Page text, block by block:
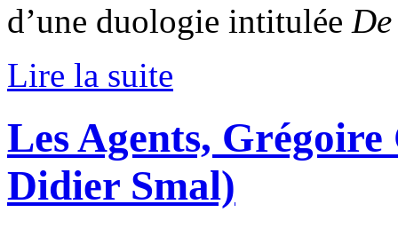
d’une duologie intitulée
Lire la suite
Les Agents,
Didier Smal)